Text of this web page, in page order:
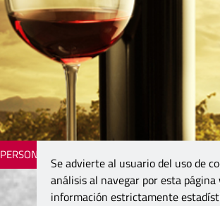
PERSONAJES
Se advierte al usuario del uso de
análisis al navegar por esta
información estrictamente